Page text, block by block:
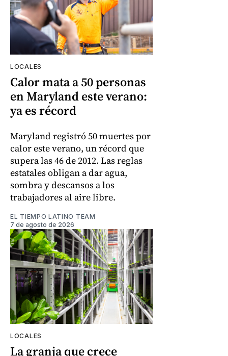
LOCALES
Calor mata a 50 personas
en Maryland este verano:
ya es récord
Maryland registró 50 muertes por
calor este verano, un récord que
supera las 46 de 2012. Las reglas
estatales obligan a dar agua,
sombra y descansos a los
trabajadores al aire libre.
EL TIEMPO LATINO TEAM
7 de agosto de 2026
LOCALES
La granja que crece